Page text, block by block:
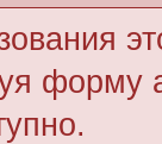
форму